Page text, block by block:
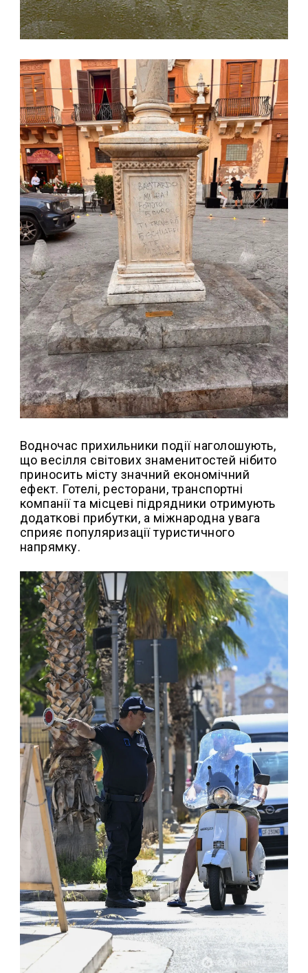
Водночас прихильники події наголошують,
що весілля світових знаменитостей нібито
приносить місту значний економічний
ефект. Готелі, ресторани, транспортні
компанії та місцеві підрядники отримують
додаткові прибутки, а міжнародна увага
сприяє популяризації туристичного
напрямку.